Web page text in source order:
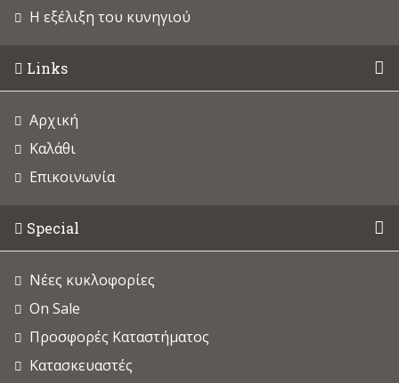
Η εξέλιξη του κυνηγιού
Links
Αρχική
Καλάθι
Επικοινωνία
Special
Νέες κυκλοφορίες
On Sale
Προσφορές Καταστήματος
Κατασκευαστές